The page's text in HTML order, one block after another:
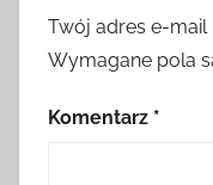
Twój adres e-mail
Wymagane pola
Komentarz *